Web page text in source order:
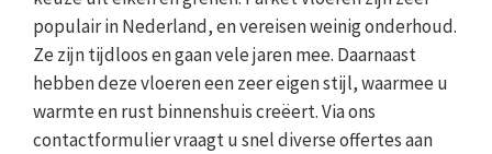
populair in Nederland, en vereisen weinig onderhoud.
Ze zijn tijdloos en gaan vele jaren mee. Daarnaast
hebben deze vloeren een zeer eigen stijl, waarmee u
warmte en rust binnenshuis creëert. Via ons
contactformulier vraagt u snel diverse offertes aan